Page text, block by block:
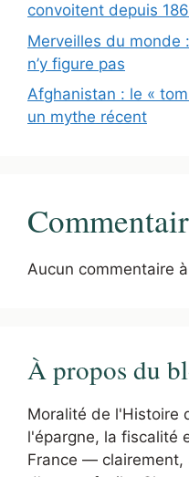
convoitent depuis
Merveilles du monde
n’y figure pas
Afghanistan : le «
un mythe récent
Aucun commentaire
À propos du
Moralité de l'Histoire
l'épargne, la fiscalité
France — clairement,